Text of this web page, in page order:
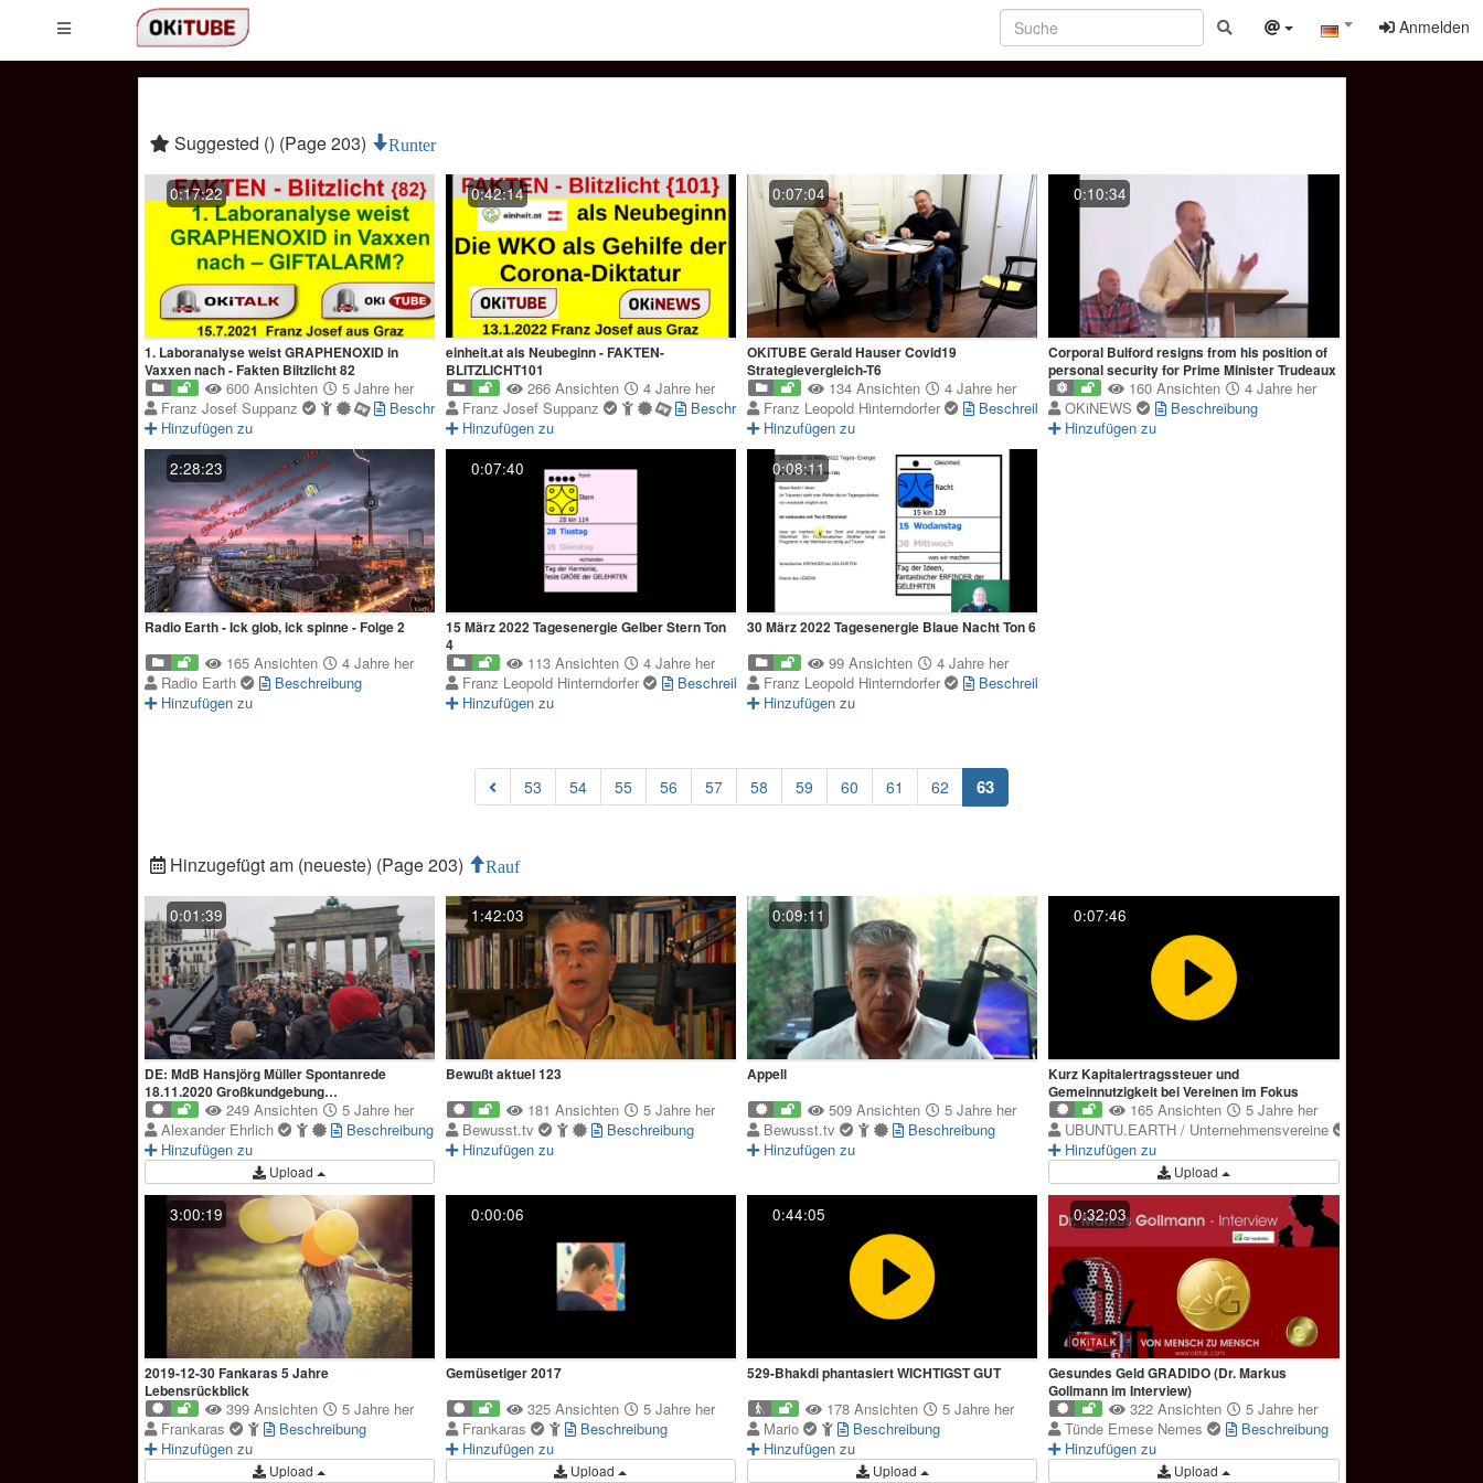
Anmelden
Suggested () (Page 203) Runter
0:17:22
1. Laboranalyse weist GRAPHENOXID in
Vaxxen nach - Fakten Biltzlicht 82
600 Ansichten
5 Jahre her
Franz Josef Suppanz
Beschreibung
Hinzufügen zu
0:42:14
einheit.at als Neubeginn - FAKTEN-
BLITZLICHT101
266 Ansichten
4 Jahre her
Franz Josef Suppanz
Beschreibung
Hinzufügen zu
0:07:04
OKiTUBE Gerald Hauser Covid19
Strategievergleich-T6
134 Ansichten
4 Jahre her
Franz Leopold Hinterndorfer
Beschreibung
Hinzufügen zu
0:10:34
Corporal Bulford resigns from his position of
personal security for Prime Minister Trudeaux
160 Ansichten
4 Jahre her
OKiNEWS
Beschreibung
Hinzufügen zu
2:28:23
Radio Earth - Ick glob, ick spinne - Folge 2
165 Ansichten
4 Jahre her
Radio Earth
Beschreibung
Hinzufügen zu
0:07:40
15 März 2022 Tagesenergie Gelber Stern Ton
4
113 Ansichten
4 Jahre her
Franz Leopold Hinterndorfer
Beschreibung
Hinzufügen zu
0:08:11
30 März 2022 Tagesenergie Blaue Nacht Ton 6
99 Ansichten
4 Jahre her
Franz Leopold Hinterndorfer
Beschreibung
Hinzufügen zu
53 54 55 56 57 58 59 60 61 62 63(current)
Hinzugefügt am (neueste) (Page 203) Rauf
0:01:39
DE: MdB Hansjörg Müller Spontanrede
18.11.2020 Großkundgebung
Infektionsschutzgesetz Berlin
249 Ansichten
5 Jahre her
Alexander Ehrlich
Beschreibung
Hinzufügen zu
Upload
1:42:03
Bewußt aktuel 123
181 Ansichten
5 Jahre her
Bewusst.tv
Beschreibung
Hinzufügen zu
0:09:11
Appell
509 Ansichten
5 Jahre her
Bewusst.tv
Beschreibung
Hinzufügen zu
0:07:46
Kurz Kapitalertragssteuer und
Gemeinnutzigkeit bei Vereinen im Fokus
165 Ansichten
5 Jahre her
UBUNTU.EARTH / Unternehmensvereine
Hinzufügen zu
Upload
3:00:19
2019-12-30 Fankaras 5 Jahre
Lebensrückblick
399 Ansichten
5 Jahre her
Frankaras
Beschreibung
Hinzufügen zu
Upload
0:00:06
Gemüsetiger 2017
325 Ansichten
5 Jahre her
Frankaras
Beschreibung
Hinzufügen zu
Upload
0:44:05
529-Bhakdi phantasiert WICHTIGST GUT
178 Ansichten
5 Jahre her
Mario
Beschreibung
Hinzufügen zu
Upload
0:32:03
Gesundes Geld GRADIDO (Dr. Markus
Gollmann im Interview)
322 Ansichten
5 Jahre her
Tünde Emese Nemes
Beschreibung
Hinzufügen zu
Upload